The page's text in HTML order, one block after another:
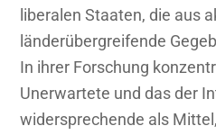
liberalen Staaten, die aus
länderübergreifende
In ihrer Forschung
Unerwartete und das der
widersprechende als